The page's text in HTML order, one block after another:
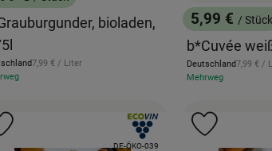
bioladen,
, Referenzpreis:
7,99 € / Liter
, Preis:
5,99 € / Stück
b*Cuvée
, Herkunft:
Deutschland,7,99 € /
Mehrweg
, Verband:
, Kontrollstelle:
DE-ÖKO-039
Produkt zu Favouriten hinzufügen Produkt